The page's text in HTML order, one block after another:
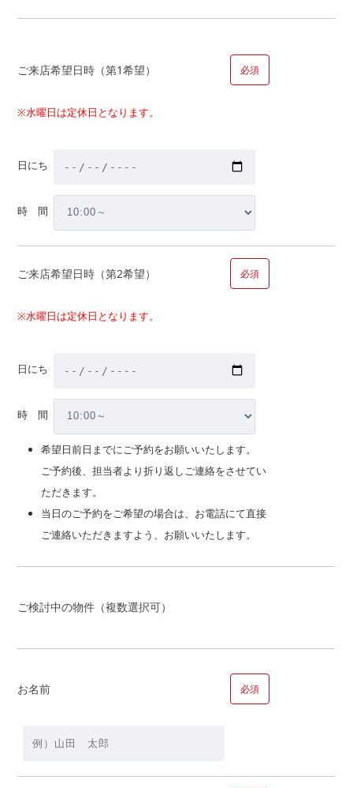
ご来店希望日時（第1希望） 必須
※水曜日は定休日となります。
日にち
時 間
ご来店希望日時（第2希望） 必須
※水曜日は定休日となります。
日にち
時 間
希望日前日までにご予約をお願いいたします。
ご予約後、担当者より折り返しご連絡をさせてい
ただきます。
当日のご予約をご希望の場合は、お電話にて直接
ご連絡いただきますよう、お願いいたします。
ご検討中の物件（複数選択可）
お名前 必須
補助金はどのくらいもらえるの?
回答可）
【内容】
中古購入
マンション
建替
い
【資金】